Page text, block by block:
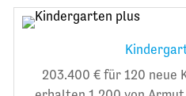
203.400 € für 120 neue